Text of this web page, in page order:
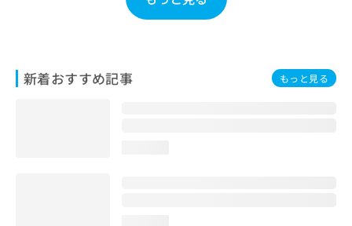
新着おすすめ記事 もっと見る
わ
せ